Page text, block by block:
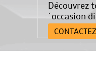
Découvrez
´occasion